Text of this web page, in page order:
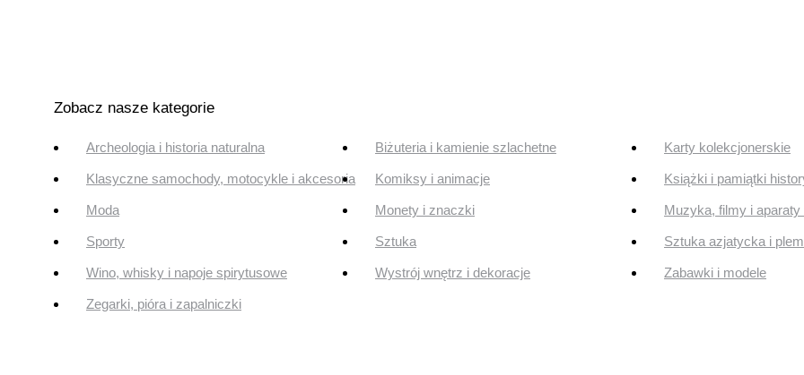
Zobacz nasze kategorie
Archeologia i historia naturalna Biżuteria i kamienie szlachetne Karty kolekcjonerskie
Klasyczne samochody, motocykle i akcesoria Komiksy i animacje Książki i pamiątki
Moda Monety i znaczki Muzyka, filmy i aparaty
Sporty Sztuka Sztuka azjatycka i
Wino, whisky i napoje spirytusowe Wystrój wnętrz i dekoracje Zabawki i modele
Zegarki, pióra i zapalniczki